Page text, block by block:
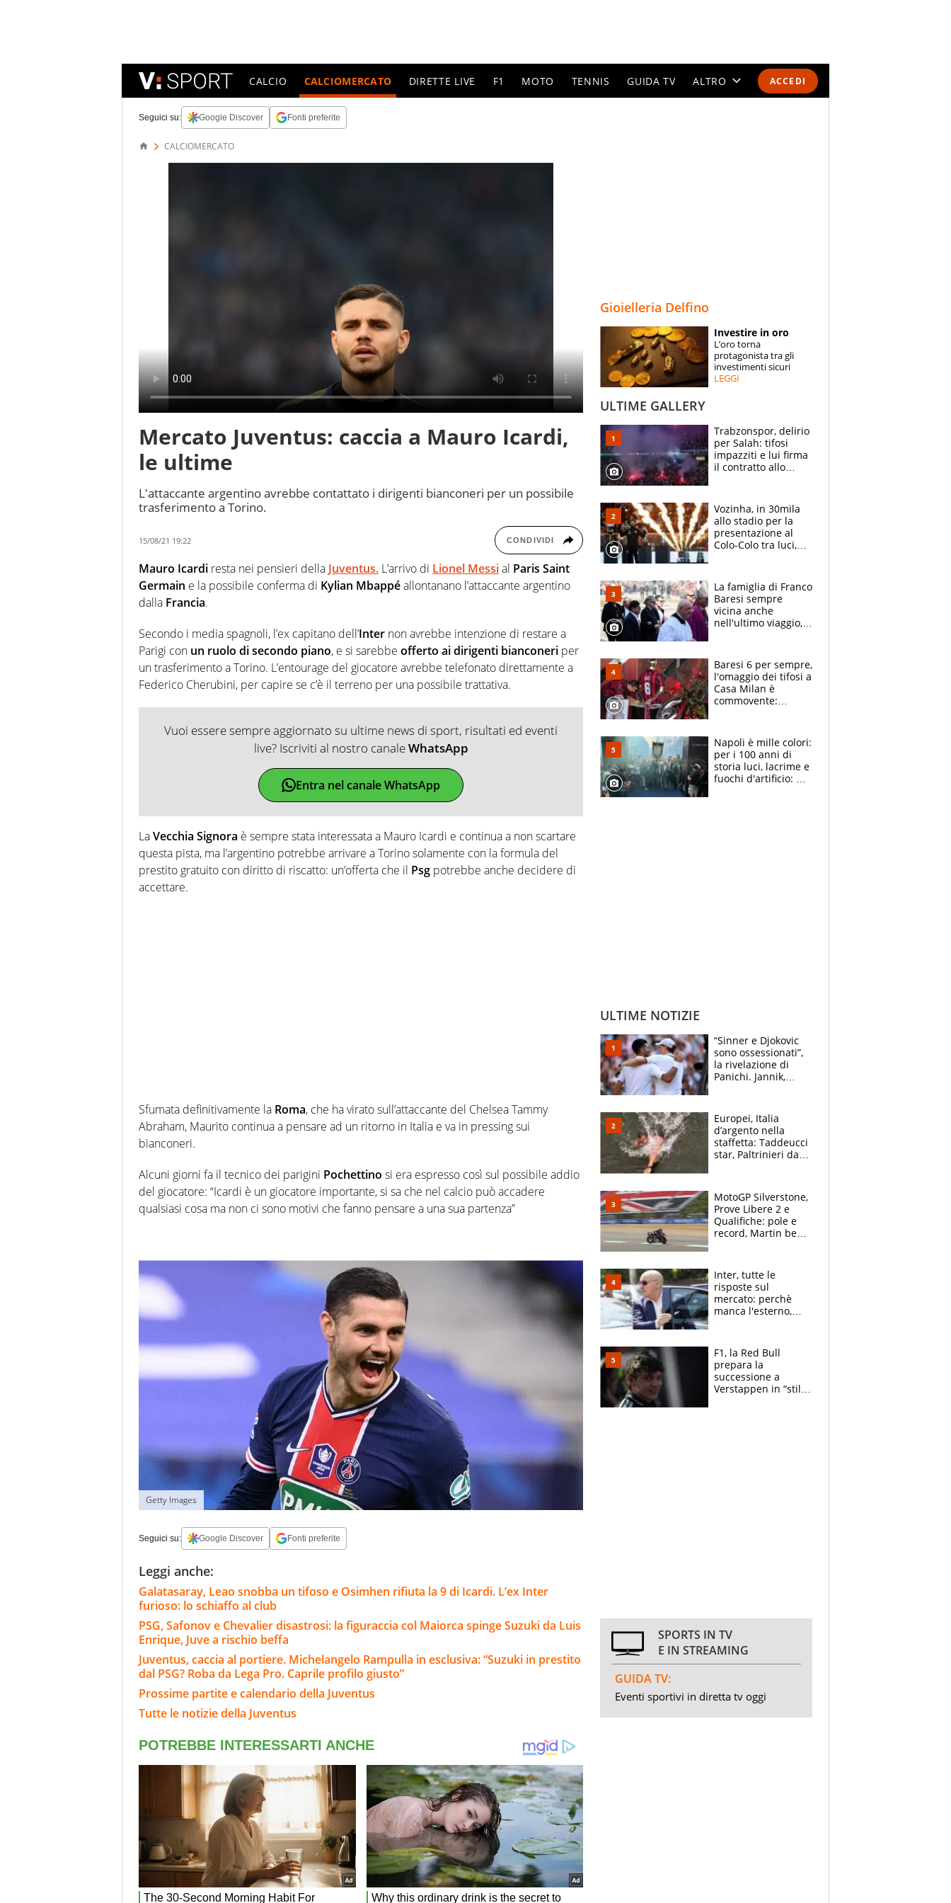
ACCEDI
CALCIO CALCIOMERCATO DIRETTE LIVE F1 MOTO TENNIS GUIDA TV ALTRO
SPECIALI
ESPERTI
Seguici su: Google Discover Fonti preferite
CALCIOMERCATO
Mercato Juventus: caccia a Mauro Icardi,
le ultime
L'attaccante argentino avrebbe contattato i dirigenti bianconeri per un possibile
trasferimento a Torino.
15/08/21 19:22 CONDIVIDI
Mauro Icardi resta nei pensieri della Juventus. L’arrivo di Lionel Messial Paris Saint
Germain e la possibile conferma di Kylian Mbappéallontanano l’attaccante argentino
dalla Francia.
Secondo i media spagnoli, l’ex capitano dell’Inter non avrebbe intenzione di restare a
Parigi con un ruolo di secondo piano, e si sarebbe offerto ai dirigenti bianconeri per
un trasferimento a Torino. L’entourage del giocatore avrebbe telefonato direttamente a
Federico Cherubini, per capire se c’è il terreno per una possibile trattativa.
Vuoi essere sempre aggiornato su ultime news di sport, risultati ed eventi
live? Iscriviti al nostro canaleWhatsApp
Entra nel canale WhatsApp
LaVecchia Signora è sempre stata interessata a Mauro Icardi e continua a non scartare
questa pista, ma l’argentino potrebbe arrivare a Torino solamente con la formula del
prestito gratuito con diritto di riscatto: un’offerta che il Psg potrebbe anche decidere di
accettare.
Sfumata definitivamente la Roma, che ha virato sull’attaccante del Chelsea Tammy
Abraham, Maurito continua a pensare ad un ritorno in Italia e va in pressing sui
bianconeri.
Alcuni giorni fa il tecnico dei parigini Pochettino si era espresso così sul possibile addio
del giocatore: “Icardi è un giocatore importante, si sa che nel calcio può accadere
qualsiasi cosa ma non ci sono motivi che fanno pensare a una sua partenza”
Getty Images
Seguici su: Google Discover Fonti preferite
Leggi anche:
Galatasaray, Leao snobba un tifoso e Osimhen rifiuta la 9 di Icardi. L’ex Inter
furioso: lo schiaffo al club
PSG, Safonov e Chevalier disastrosi: la figuraccia col Maiorca spinge Suzuki da Luis
Enrique, Juve a rischio beffa
Juventus, caccia al portiere. Michelangelo Rampulla in esclusiva: “Suzuki in prestito
dal PSG? Roba da Lega Pro. Caprile profilo giusto”
Prossime partite e calendario della Juventus
Tutte le notizie della Juventus
Gioielleria Delfino
Investire in oro
L’oro torna
protagonista tra gli
investimenti sicuri
LEGGI
ULTIME GALLERY
Trabzonspor, delirio
per Salah: tifosi
impazziti e lui firma
il contratto allo
Vozinha, in 30mila
allo stadio per la
presentazione al
Colo-Colo tra luci,
La famiglia di Franco
Baresi sempre
vicina anche
nell'ultimo viaggio,
circondati
dall'affetto dei tifosi
Baresi 6 per sempre,
l'omaggio dei tifosi a
Casa Milan è
commovente:
bigliettini
Napoli è mille colori:
per i 100 anni di
storia luci, lacrime e
fuochi d'artificio: De
ULTIME NOTIZIE
“Sinner e Djokovic
sono ossessionati”,
la rivelazione di
Panichi. Jannik,
agli US Open
Europei, Italia
d’argento nella
staffetta: Taddeucci
star, Paltrinieri da
Padre Pio
MotoGP Silverstone,
Prove Libere 2 e
Qualifiche: pole e
record, Martin beffa
Inter, tutte le
risposte sul
mercato: perchè
manca l'esterno,
vero obiettivo di
Marotta
F1, la Red Bull
prepara la
successione a
Verstappen in “stile
SPORTS IN TV
E IN STREAMING
GUIDA TV:
Eventi sportivi in diretta tv oggi